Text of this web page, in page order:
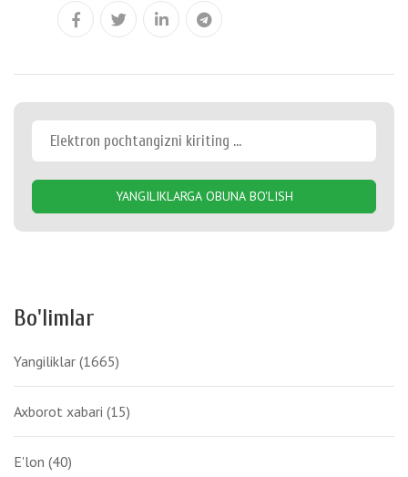
YANGILIKLARGA OBUNA BO'LISH
Bo'limlar
Yangiliklar (1665)
Axborot xabari (15)
E'lon (40)